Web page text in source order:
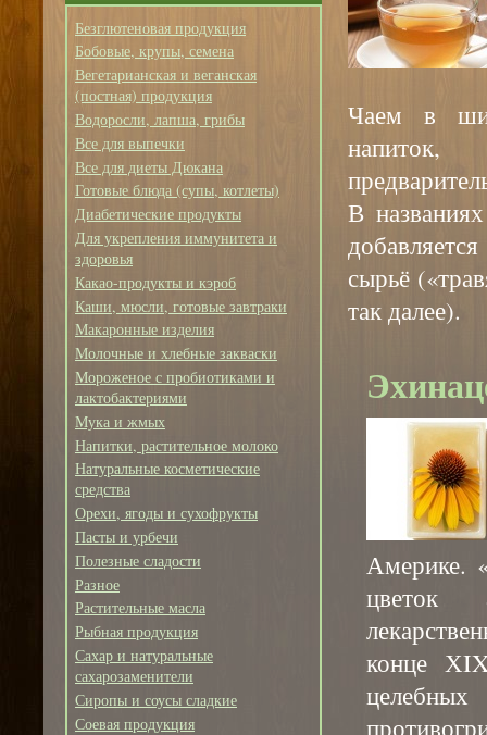
Безглютеновая продукция
Бобовые, крупы, семена
Вегетарианская и веганская
(постная) продукция
Водоросли, лапша, грибы
Все для выпечки
Все для диеты Дюкана
Готовые блюда (супы, котлеты)
Диабетические продукты
Для укрепления иммунитета и
здоровья
Какао-продукты и кэроб
Каши, мюсли, готовые завтраки
Макаронные изделия
Молочные и хлебные закваски
Мороженое с пробиотиками и
лактобактериями
Мука и жмых
Напитки, растительное молоко
Натуральные косметические
средства
Орехи, ягоды и сухофрукты
Пасты и урбечи
Полезные сладости
Разное
Растительные масла
Рыбная продукция
Сахар и натуральные
сахарозаменители
Сиропы и соусы сладкие
Соевая продукция
Чаем в
напиток,
В
сырьё
так далее).
Америке.
цветок
конце